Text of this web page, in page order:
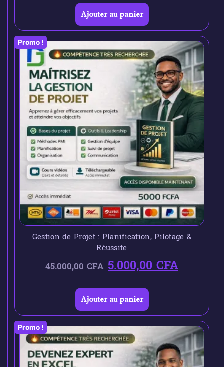
Ajouter au panier
Promo !
Gestion de Projet : Planification, Pilotage &
Réussite
45.000,00CFA 5.000,00CFA
Ajouter au panier
Promo !